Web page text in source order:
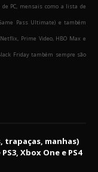
PC, mensais como a lista de
Pass Ultimate) e também
Prime Video, HBO Max e
Friday também sempre são
trapaças, manhas)
Xbox One e PS4